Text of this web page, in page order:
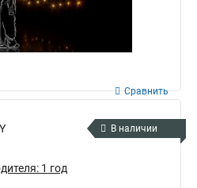
Сравнить
В наличии
1 год